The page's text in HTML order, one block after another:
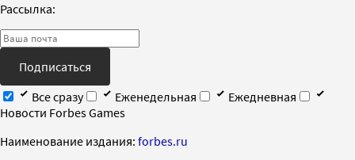
Рассылка:
Подписаться
Все сразу
Еженедельная
Ежедневная
Новости Forbes Games
Наименование издания: forbes.ru